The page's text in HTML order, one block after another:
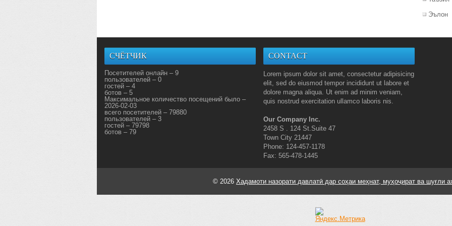
Эълон
СЧЁТЧИК
Посетителей онлайн – 9
пользователей – 0
гостей – 4
ботов – 5
Максимальное количество посещений было –
2026-02-03
всего посетителей – 79880
пользователей – 3
гостей – 79798
ботов – 79
CONTACT
Lorem ipsum dolor sit amet, consectetur adipisicing
elit, sed do eiusmod tempor incididunt ut labore et
dolore magna aliqua. Ut enim ad minim veniam,
quis nostrud exercitation ullamco laboris nis.
Our Company Inc.
2458 S . 124 St.Suite 47
Town City 21447
Phone: 124-457-1178
Fax: 565-478-1445
© 2026 Хадамоти назорати давлатӣ дар соҳаи меҳнат, муҳоҷират ва шуғли